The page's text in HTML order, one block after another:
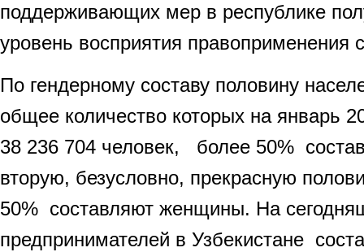
поддерживающих мер в республике
уровень восприятия правоприменения
По гендерному составу половину
общее количество которых на январь
38 236 704 человек, более 50%
вторую, безусловно, прекрасную
50% составляют женщины. На
предпринимателей в Узбекистане